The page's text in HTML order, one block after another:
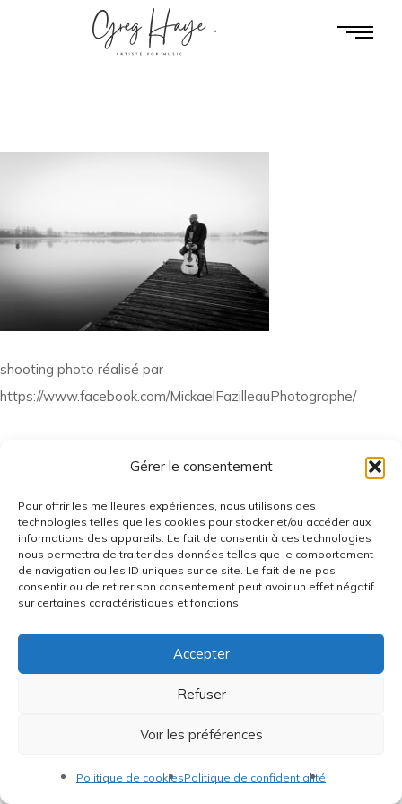
Gérer le consentement
Pour offrir les meilleures expériences, nous utilisons des
technologies telles que les cookies pour stocker et/ou accéder aux
informations des appareils. Le fait de consentir à ces technologies
nous permettra de traiter des données telles que le comportement
de navigation ou les ID uniques sur ce site. Le fait de ne pas
consentir ou de retirer son consentement peut avoir un effet négatif
sur certaines caractéristiques et fonctions.
Accepter
Refuser
Voir les préférences
Politique de cookiesPolitique de confidentialité
shooting photo réalisé par
https://www.facebook.com/MickaelFazilleauPhotographe/
RéalisationRadius Design